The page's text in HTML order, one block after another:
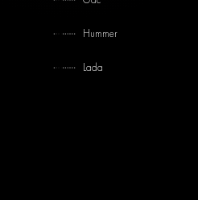
Hummer
Lada